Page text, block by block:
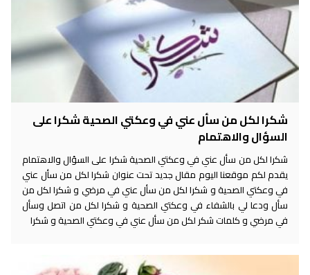
شكرا لكل من سأل عني في وعكتي الصحية شكرا على
السؤال والاهتمام
شكرا لكل من سأل عني في وعكتي الصحية شكرا على السؤال والاهتمام
يقدم لكم موقعنا اليوم مقال جديد تحت عنوان شكرا لكل من سأل عني
في وعكتي الصحية و شكرا لكل من سأل عني في مرضي و شكرا لكل من
سأل ودعا لي بالشفاء في وعكتي الصحية و شكرا لكل من اتصل وسأل
في مرضي و كلمات شكر لكل من سأل عني في وعكتي الصحية و شكرا